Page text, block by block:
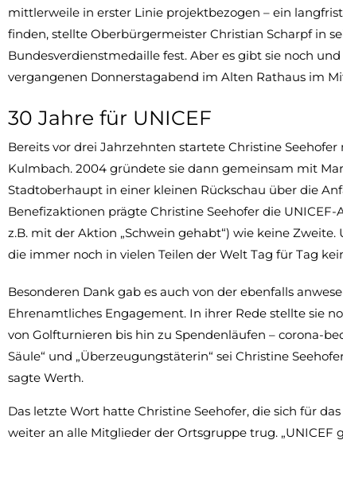
mittlerweile in erster Linie projektbezogen – ein
finden, stellte Oberbürgermeister Christian Scharpf in
Bundesverdienstmedaille fest. Aber es gibt sie noch
vergangenen Donnerstagabend im Alten Rathaus im
30 Jahre für UNICEF
Bereits vor drei Jahrzehnten startete Christine
Kulmbach. 2004 gründete sie dann gemeinsam mit
Stadtoberhaupt in einer kleinen Rückschau über die
Benefizaktionen prägte Christine Seehofer die
z.B. mit der Aktion „Schwein gehabt“) wie keine
die immer noch in vielen Teilen der Welt Tag für Tag
Besonderen Dank gab es auch von der ebenfalls
Ehrenamtliches Engagement. In ihrer Rede stellte sie
von Golfturnieren bis hin zu Spendenläufen – corona-
Säule“ und „Überzeugungstäterin“ sei Christine
sagte Werth.
Das letzte Wort hatte Christine Seehofer, die sich für
weiter an alle Mitglieder der Ortsgruppe trug. „UNICEF